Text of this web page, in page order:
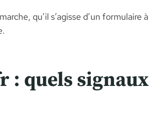
qu’il s’agisse d’un formulaire à
: quels signaux